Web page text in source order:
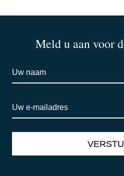
Meld u aan voor